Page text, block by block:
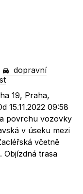
dopravní
19, Praha,
15.11.2022 09:58
povrchu vozovky
v úseku mezi
včetně
Objízdná trasa